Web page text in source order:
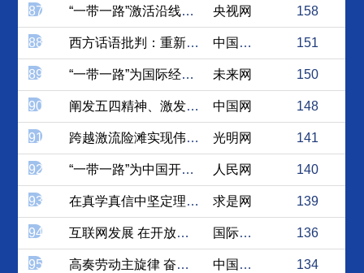
87 “一带一路”激活沿线经济发... 央视网 158
88 西方话语批判：重新认识鸦片... 中国社会科学网 151
89 “一带一路”为国际经济合作... 未来网 150
90 阐发五四精神、激发爱国热情... 中国网 148
91 跨越激流险滩实现伟大梦想的... 光明网 141
92 “一带一路”为中国开放发展... 人民网 140
93 在真学真信中坚定理想信念 求是网 139
94 互联网发展 在开放与自主中... 国际在线 136
95 高奏劳动主旋律 奋力托起中... 中国江西网 134